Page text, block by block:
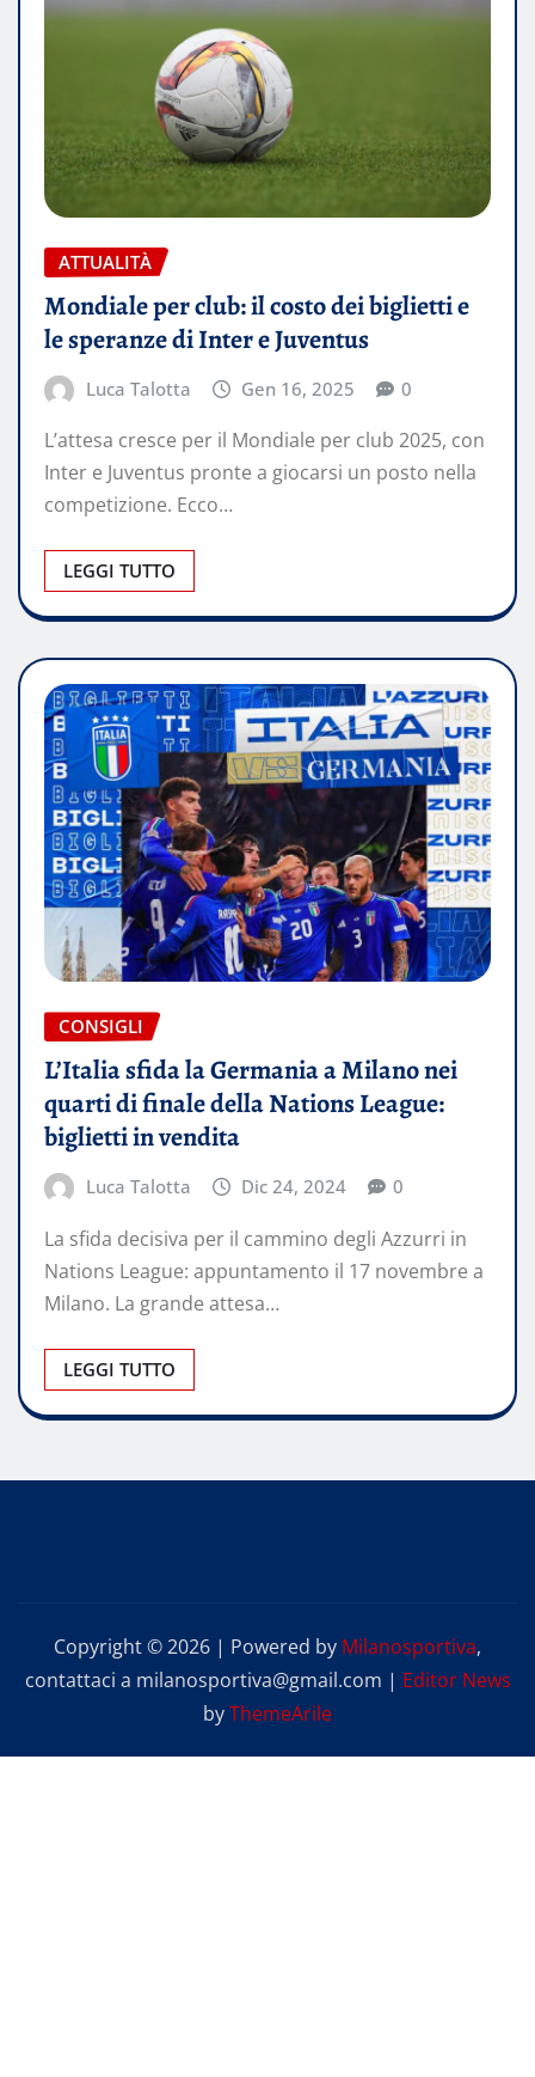
ATTUALITÀ
Mondiale per club: il costo dei biglietti e
le speranze di Inter e Juventus
Luca Talotta Gen 16, 2025 0
L’attesa cresce per il Mondiale per club 2025, con
Inter e Juventus pronte a giocarsi un posto nella
competizione. Ecco…
LEGGI TUTTO
CONSIGLI
L’Italia sfida la Germania a Milano nei
quarti di finale della Nations League:
biglietti in vendita
Luca Talotta Dic 24, 2024 0
La sfida decisiva per il cammino degli Azzurri in
Nations League: appuntamento il 17 novembre a
Milano. La grande attesa…
LEGGI TUTTO
Copyright © 2026 | Powered by Milanosportiva,
contattaci a milanosportiva@gmail.com | Editor News
byThemeArile